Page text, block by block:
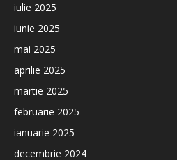
iulie 2025
iunie 2025
mai 2025
aprilie 2025
martie 2025
februarie 2025
ianuarie 2025
decembrie 2024